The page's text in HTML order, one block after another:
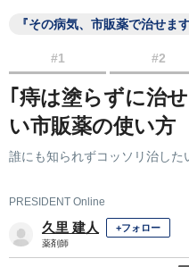
『その病気、市販薬で治せます
#1 #2
｢痔は塗らずに治
い市販薬の使い方
誰にも知られずコッソリ治した
PRESIDENT Online
久里 建人 +フォロー
薬剤師